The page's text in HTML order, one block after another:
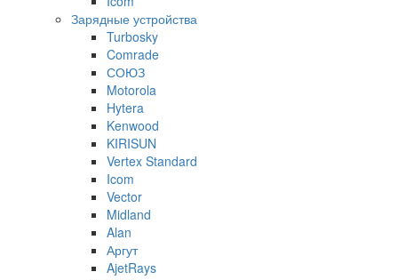
Зарядные устройства
Turbosky
Comrade
СОЮЗ
Motorola
Hytera
Kenwood
KIRISUN
Vertex Standard
Icom
Vector
Midland
Alan
Аргут
AjetRays